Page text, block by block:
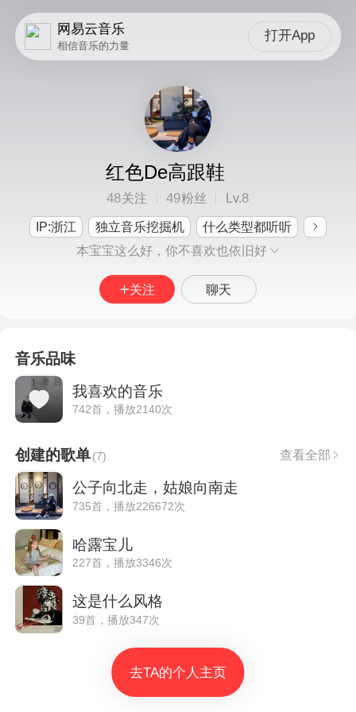
网易云音乐
相信音乐的力量
打开App
红色De高跟鞋
48关注 49粉丝 Lv.8
IP:浙江 独立音乐挖掘机
什么类型都听听
本宝宝这么好，你不喜欢也依旧好
关注 聊天
音乐品味
我喜欢的音乐
742首，播放2140次
创建的歌单(7) 查看全部
公子向北走，姑娘向南走
735首，播放226672次
哈露宝儿
227首，播放3346次
这是什么风格
39首，播放347次
去TA的个人主页